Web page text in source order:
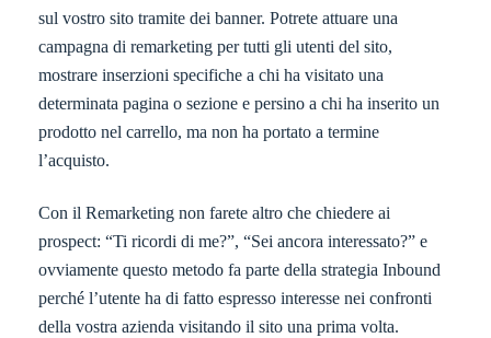
sul vostro sito tramite dei banner. Potrete attuare una
campagna di remarketing per tutti gli utenti del sito,
mostrare inserzioni specifiche a chi ha visitato una
determinata pagina o sezione e persino a chi ha inserito un
prodotto nel carrello, ma non ha portato a termine
l’acquisto.
Con il Remarketing non farete altro che chiedere ai
prospect: “Ti ricordi di me?”, “Sei ancora interessato?” e
ovviamente questo metodo fa parte della strategia Inbound
perché l’utente ha di fatto espresso interesse nei confronti
della vostra azienda visitando il sito una prima volta.